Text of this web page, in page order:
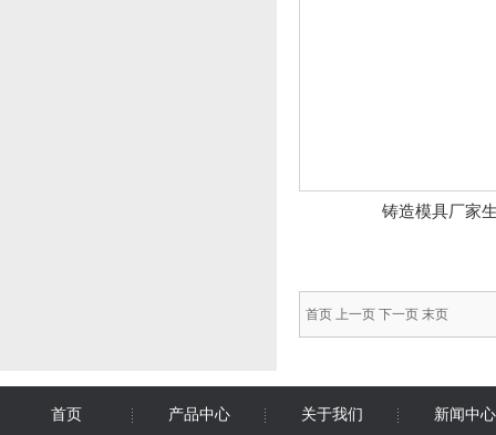
铸造模具厂家
首页 上一页 下一页 末页
首页 产品中心 关于我们 新闻中心